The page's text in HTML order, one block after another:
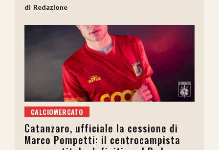
Redazione
CALCIOMERCATO
Catanzaro, ufficiale la cessione di
Marco Pompetti: il centrocampista